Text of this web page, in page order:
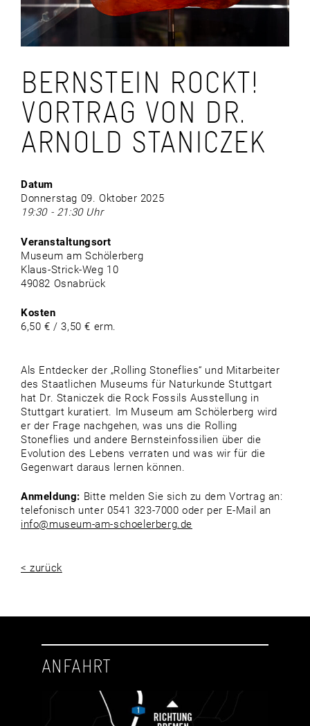
BERNSTEIN ROCKT!
VORTRAG VON DR.
ARNOLD STANICZEK
Datum
Donnerstag 09. Oktober 2025
19:30 - 21:30 Uhr
Veranstaltungsort
Museum am Schölerberg
Klaus-Strick-Weg 10
49082 Osnabrück
Kosten
6,50 € / 3,50 € erm.
Als Entdecker der „Rolling Stoneflies“ und Mitarbeiter
des Staatlichen Museums für Naturkunde Stuttgart
hat Dr. Staniczek die Rock Fossils Ausstellung in
Stuttgart kuratiert. Im Museum am Schölerberg wird
er der Frage nachgehen, was uns die Rolling
Stoneflies und andere Bernsteinfossilien über die
Evolution des Lebens verraten und was wir für die
Gegenwart daraus lernen können.
Anmeldung: Bitte melden Sie sich zu dem Vortrag an:
telefonisch unter 0541 323-7000 oder per E-Mail an
info@museum-am-schoelerberg.de
< zurück
ANFAHRT